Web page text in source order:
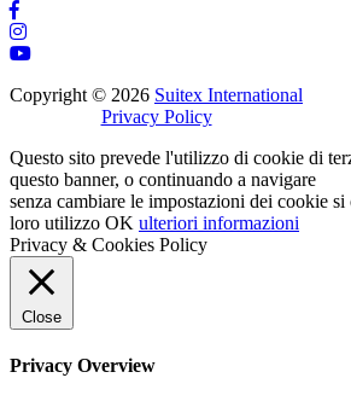
Copyright © 2026 Suitex International
Privacy Policy
Questo sito prevede l'utilizzo di cookie di
questo banner, o continuando a navigare
senza cambiare le impostazioni dei cookie si
loro utilizzo OK ulteriori informazioni
Privacy & Cookies Policy
Close
Privacy Overview